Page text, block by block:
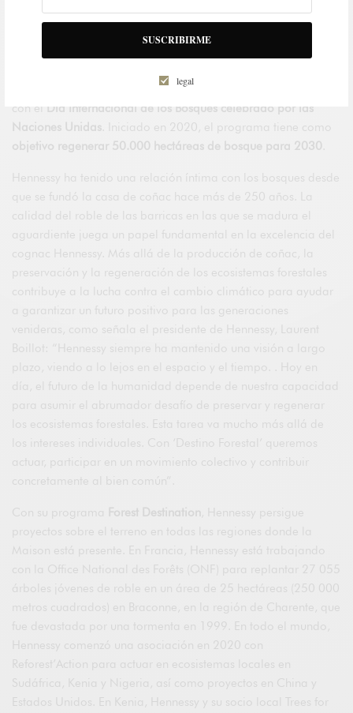
SUSCRIBIRME
legal
regeneración Forest Destinationel21 de marzo
con el Día Internacional de los Bosques celebrado por las
Naciones Unidas . Iniciado en 2020, el programa tiene como
objetivo regenerar 50.000 hectáreas de bosque para 2030
Hennessy ha tenido una relación íntima con los bosques desde
que se fundó la casa de coñac hace más de 250 años. La
calidad del roble de las barricas en las que se madura el
aguardiente juega un papel fundamental en la excelencia del
cognac Hennessy. Más allá de la producción de coñac, la
preservación y la regeneración de los ecosistemas forestales
contribuye a la lucha contra el cambio climático para ayudar
a garantizar un futuro positivo para las generaciones
venideras, como señala el presidente de Hennessy, Laurent
Boillot: “Hennessy siempre ha mantenido una visión a largo
plazo, viendo a lo lejos en el espacio y el tiempo. . Hoy en
día, el futuro de la humanidad depende de nuestra capacidad
para asumir el abrumador desafío de preservar y regenerar
los ecosistemas forestales. Esta tarea va mucho más allá de
los intereses individuales. Con ‘Destino Forestal’ queremos
actuar, participar en un movimiento colectivo y contribuir
concretamente al bien común”.
Con su programa Forest Destination , Hennessy persigue
proyectos sobre el terreno en todas las regiones donde la
Maison está presente. En Francia, Hennessy está trabajando
con la Office National des Forêts (ONF) para replantar 27 055
árboles jóvenes de roble en un área de 25 hectáreas (250 000
metros cuadrados) en Braconne, en la región de Charente, que
fue devastada por una tormenta en 1999. En todo el mundo,
Hennessy comenzó una asociación en 2020 con
Reforest’Action para actuar en ecosistemas locales en
Sudáfrica, Kenia y Nigeria, así como proyectos en China y
Estados Unidos. En Kenia, Hennessy y su socio local Trees for